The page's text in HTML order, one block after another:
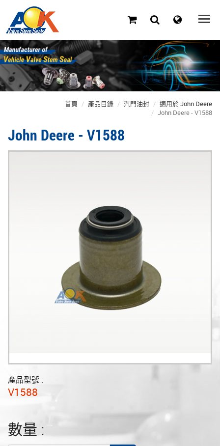
首頁 產品目錄 汽門油封
適用於 John Deere
John Deere - V1588
John Deere - V1588
產品型號 :
V1588
數量 :